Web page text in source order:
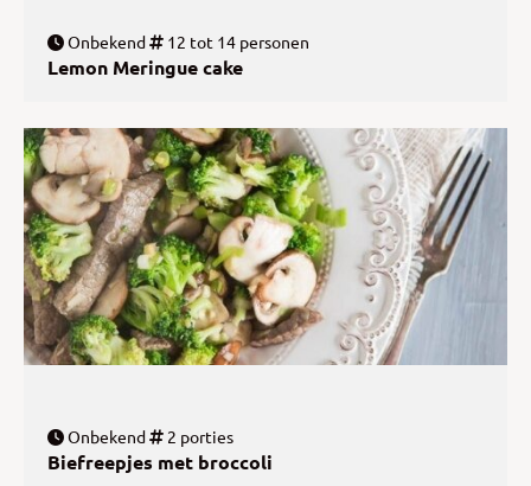
Onbekend 12 tot 14 personen
Lemon Meringue cake
Onbekend 2 porties
Biefreepjes met broccoli